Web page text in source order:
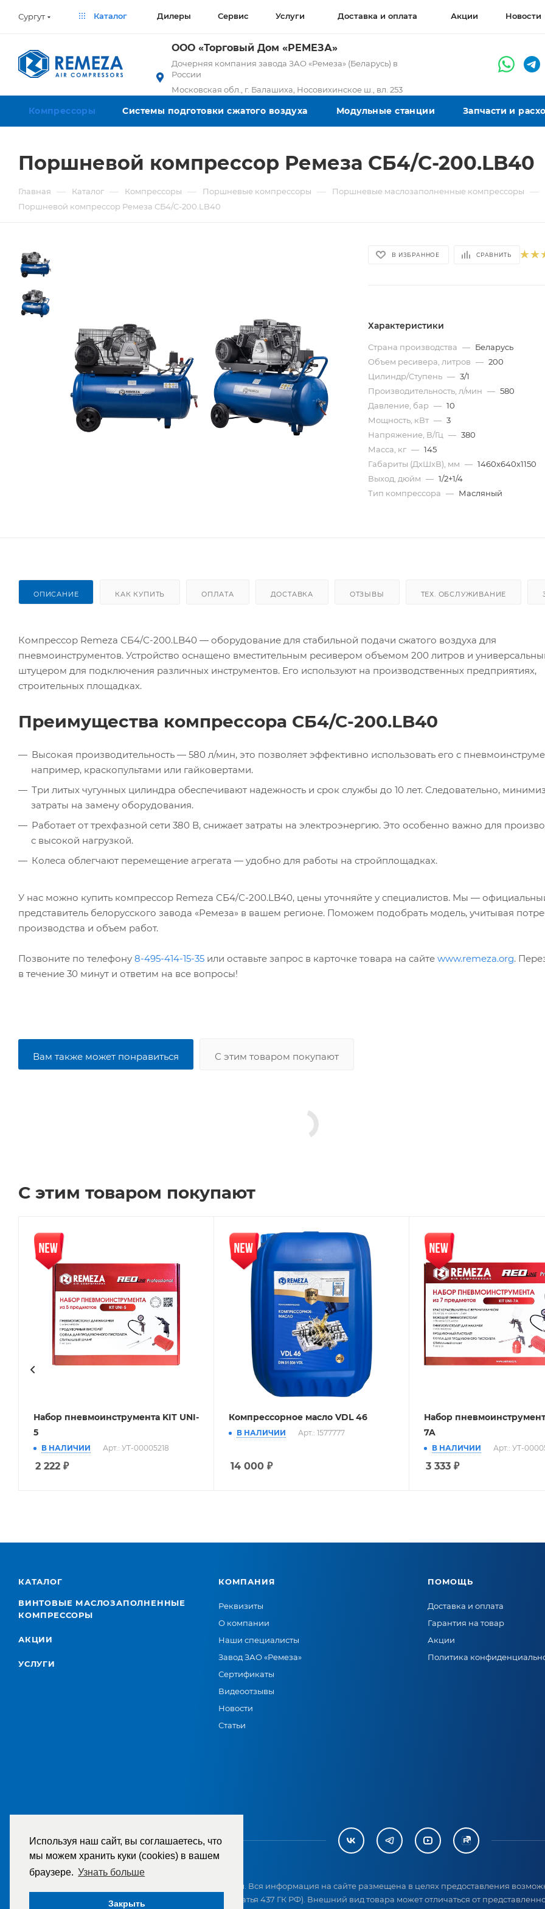
Используя наш сайт, вы соглашаетесь, что
мы можем хранить куки (cookies) в вашем
браузере. Узнать больше
Закрыть
Сургут Каталог Дилеры Сервис Услуги Доставка и оплата Акции Новости
ООО «Торговый Дом «РЕМЕЗА»
Дочерняя компания завода ЗАО «Ремеза» (Беларусь) в
России
Московская обл., г. Балашиха, Носовихинское ш., вл. 253
Компрессоры Системы подготовки сжатого воздуха Модульные станции Запчасти и
Поршневой компрессор Ремеза СБ4/С-200.LB40
Главная — Каталог — Компрессоры — Поршневые компрессоры — Поршневые маслозаполненные компрессоры —
Поршневой компрессор Ремеза СБ4/С-200.LB40
В ИЗБРАННОЕ СРАВНИТЬ
Характеристики
Страна производства — Беларусь
Объем ресивера, литров — 200
Цилиндр/Ступень — 3/1
Производительность, л/мин — 580
Давление, бар — 10
Мощность, кВт — 3
Напряжение, В/Гц — 380
Масса, кг — 145
Габариты (ДхШхВ), мм — 1460х640х1150
Выход, дюйм — 1/2+1/4
Тип компрессора — Масляный
ОПИСАНИЕ КАК КУПИТЬ ОПЛАТА ДОСТАВКА ОТЗЫВЫ ТЕХ. ОБСЛУЖИВАНИЕ
Компрессор Remeza СБ4/С-200.LB40 — оборудование для стабильной подачи сжатого воздуха для
пневмоинструментов. Устройство оснащено вместительным ресивером объемом 200 литров и
штуцером для подключения различных инструментов. Его используют на производственных предприятиях,
строительных площадках.
Преимущества компрессора СБ4/С-200.LB40
Высокая производительность — 580 л/мин, это позволяет эффективно использовать его с
например, краскопультами или гайковертами.
Три литых чугунных цилиндра обеспечивают надежность и срок службы до 10 лет. Следовательно,
затраты на замену оборудования.
Работает от трехфазной сети 380 В, снижает затраты на электроэнергию. Это особенно важно для
с высокой нагрузкой.
Колеса облегчают перемещение агрегата — удобно для работы на стройплощадках.
У нас можно купить компрессор Remeza СБ4/С-200.LB40, цены уточняйте у специалистов. Мы —
представитель белорусского завода «Ремеза» в вашем регионе. Поможем подобрать модель, учитывая
производства и объем работ.
Позвоните по телефону 8-495-414-15-35 или оставьте запрос в карточке товара на сайте www.remeza.org.
в течение 30 минут и ответим на все вопросы!
Вам также может понравиться С этим товаром покупают
С этим товаром покупают
Набор пневмоинструмента KIT UNI-
5
В НАЛИЧИИ Арт.: УТ-00005218
2 222 ₽
Компрессорное масло VDL 46
В НАЛИЧИИ Арт.: 1577777
14 000 ₽
Набор
7A
В НАЛИЧИИ Арт.: УТ-
3 333 ₽
КАТАЛОГ
ВИНТОВЫЕ МАСЛОЗАПОЛНЕННЫЕ
КОМПРЕССОРЫ
АКЦИИ
УСЛУГИ
КОМПАНИЯ
Реквизиты
О компании
Наши специалисты
Завод ЗАО «Ремеза»
Сертификаты
Видеоотзывы
Новости
Статьи
ПОМОЩЬ
Доставка и оплата
Гарантия на товар
Акции
Политика
2007-2026 © ООО «ТД «РЕМЕЗА». Все права защищены. Вся информация на сайте размещена в целях предоставления
приобретением и не является публичной офертой (статья 437 ГК РФ). Внешний вид товара может отличаться от